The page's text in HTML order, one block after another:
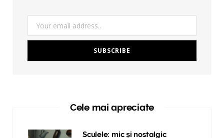
Cele mai apreciate
Sculele: mic și nostalgic